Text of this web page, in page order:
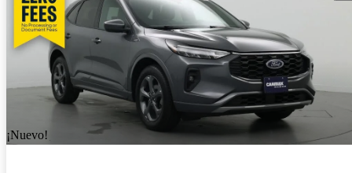
¡Nuevo!